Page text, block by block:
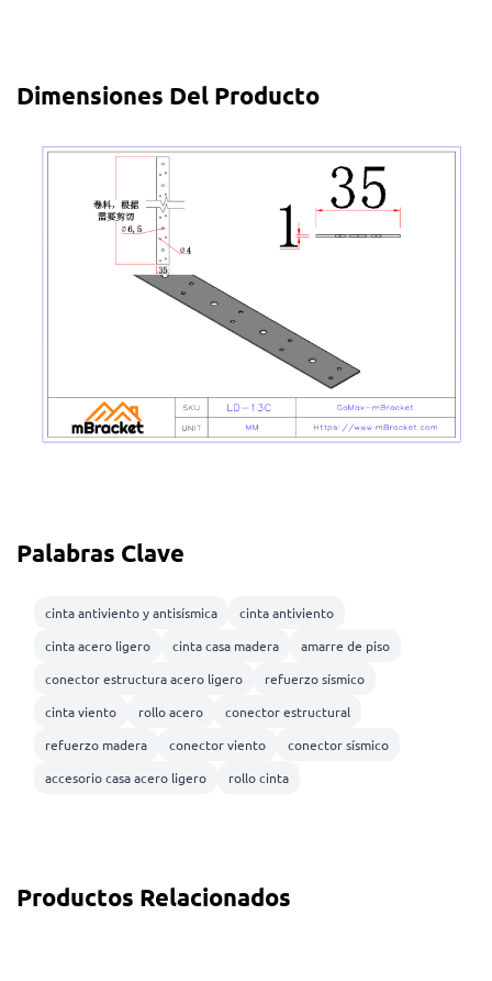
Dimensiones Del Producto
Palabras Clave
cinta antiviento y antisísmica
cinta antiviento
cinta acero ligero
cinta casa madera
amarre de piso
conector estructura acero ligero
refuerzo sísmico
cinta viento
rollo acero
conector estructural
refuerzo madera
conector viento
conector sísmico
accesorio casa acero ligero
rollo cinta
Productos Relacionados